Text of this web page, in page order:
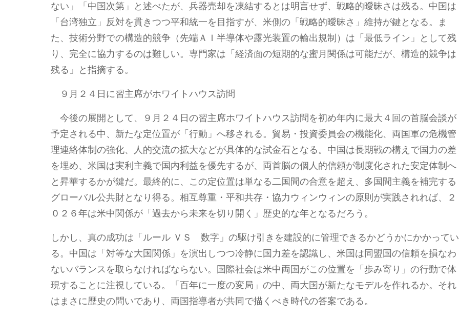
ない」「中国次第」と述べたが、兵器売却を凍結するとは明言せず、戦略的曖昧さは残る。中国は
「台湾独立」反対を貫きつつ平和統一を目指すが、米側の「戦略的曖昧さ」維持が鍵となる。ま
た、技術分野での構造的競争（先端ＡＩ半導体や露光装置の輸出規制）は「最低ライン」として残
り、完全に協力するのは難しい。専門家は「経済面の短期的な蜜月関係は可能だが、構造的競争は
残る」と指摘する。
９月２４日に習主席がホワイトハウス訪問
今後の展開として、９月２４日の習主席ホワイトハウス訪問を初め年内に最大４回の首脳会談が
予定される中、新たな定位置が「行動」へ移される。貿易・投資委員会の機能化、両国軍の危機管
理連絡体制の強化、人的交流の拡大などが具体的な試金石となる。中国は長期戦の構えで国力の差
を埋め、米国は実利主義で国内利益を優先するが、両首脳の個人的信頼が制度化された安定体制へ
と昇華するかが鍵だ。最終的に、この定位置は単なる二国間の合意を超え、多国間主義を補完する
グローバル公共財となり得る。相互尊重・平和共存・協力ウィンウィンの原則が実践されれば、２
０２６年は米中関係が「過去から未来を切り開く」歴史的な年となるだろう。
しかし、真の成功は「ルール ＶＳ 数字」の駆け引きを建設的に管理できるかどうかにかかってい
る。中国は「対等な大国関係」を演出しつつ冷静に国力差を認識し、米国は同盟国の信頼を損なわ
ないバランスを取らなければならない。国際社会は米中両国がこの位置を「歩み寄り」の行動で体
現することに注視している。「百年に一度の変局」の中、両大国が新たなモデルを作れるか。それ
はまさに歴史の問いであり、両国指導者が共同で描くべき時代の答案である。